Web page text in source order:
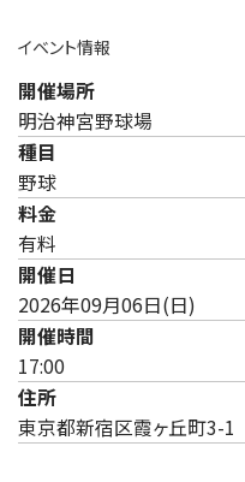
イベント情報
開催場所
明治神宮野球場
種目
野球
料金
有料
開催日
2026年09月06日(日)
開催時間
17:00
住所
東京都新宿区霞ヶ丘町3-1